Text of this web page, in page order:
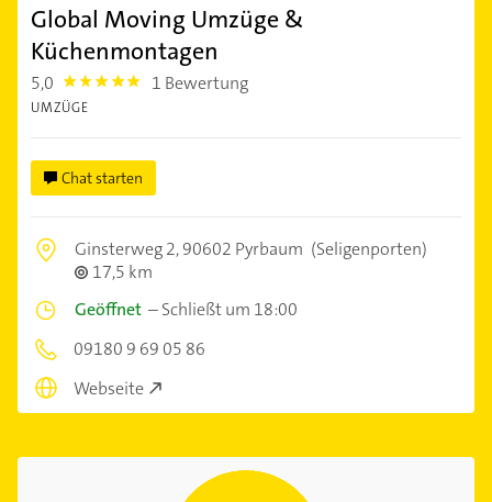
Global Moving Umzüge &
Küchenmontagen
5,0 5.0 1 Bewertung
UMZÜGE
Chat starten
Ginsterweg 2,90602 Pyrbaum (Seligenporten)
17,5 km
Geöffnet –Schließt um 18:00
09180 9 69 05 86
Webseite